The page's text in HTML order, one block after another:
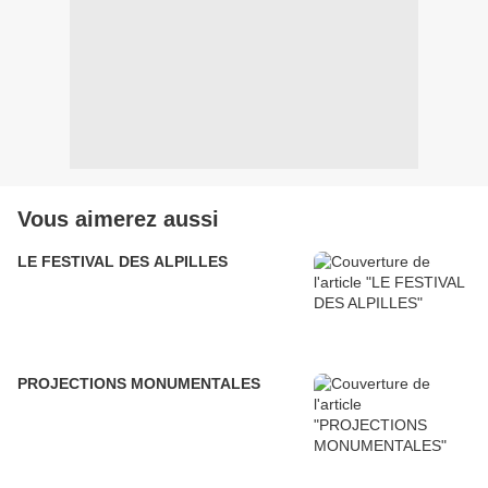
Vous aimerez aussi
LE FESTIVAL DES ALPILLES
PROJECTIONS MONUMENTALES